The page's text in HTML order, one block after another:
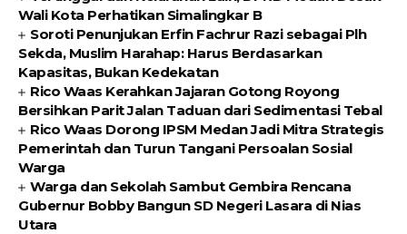
Wali Kota Perhatikan Simalingkar B
Soroti Penunjukan Erfin Fachrur Razi sebagai Plh
Sekda, Muslim Harahap: Harus Berdasarkan
Kapasitas, Bukan Kedekatan
Rico Waas Kerahkan Jajaran Gotong Royong
Bersihkan Parit Jalan Taduan dari Sedimentasi Tebal
Rico Waas Dorong IPSM Medan Jadi Mitra Strategis
Pemerintah dan Turun Tangani Persoalan Sosial
Warga
Warga dan Sekolah Sambut Gembira Rencana
Gubernur Bobby Bangun SD Negeri Lasara di Nias
Utara